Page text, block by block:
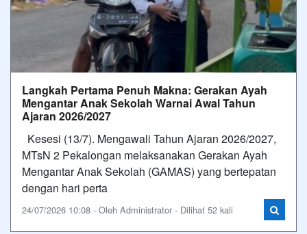
Langkah Pertama Penuh Makna: Gerakan Ayah
Mengantar Anak Sekolah Warnai Awal Tahun
Ajaran 2026/2027
Kesesi (13/7). Mengawali Tahun Ajaran 2026/2027,
MTsN 2 Pekalongan melaksanakan Gerakan Ayah
Mengantar Anak Sekolah (GAMAS) yang bertepatan
dengan hari perta
24/07/2026 10:08 - Oleh Administrator - Dilihat 52 kali